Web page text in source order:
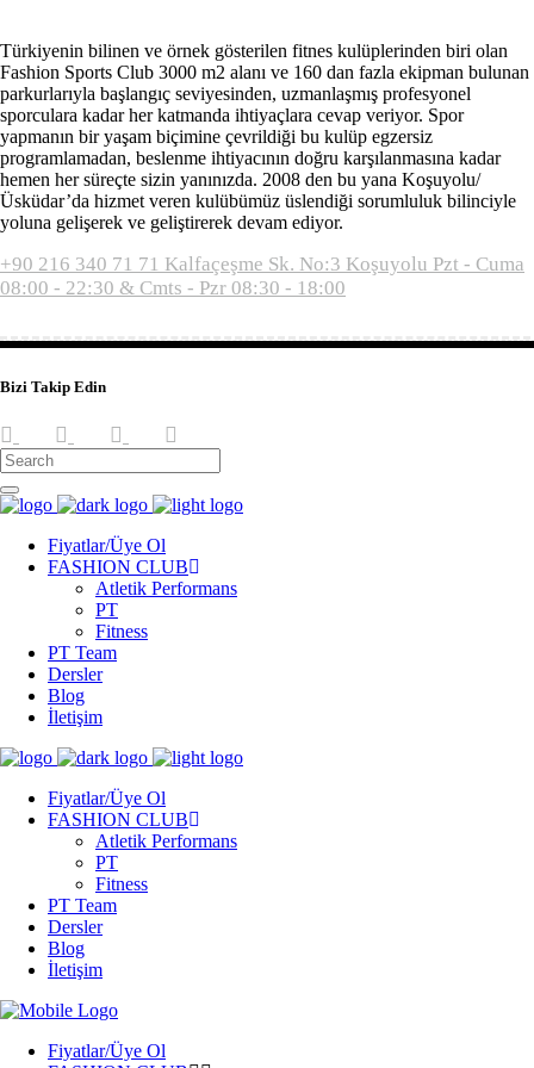
Türkiyenin bilinen ve örnek gösterilen fitnes kulüplerinden biri olan
Fashion Sports Club 3000 m2 alanı ve 160 dan fazla ekipman bulunan
parkurlarıyla başlangıç seviyesinden, uzmanlaşmış profesyonel
sporculara kadar her katmanda ihtiyaçlara cevap veriyor. Spor
yapmanın bir yaşam biçimine çevrildiği bu kulüp egzersiz
programlamadan, beslenme ihtiyacının doğru karşılanmasına kadar
hemen her süreçte sizin yanınızda. 2008 den bu yana Koşuyolu/
Üsküdar’da hizmet veren kulübümüz üslendiği sorumluluk bilinciyle
yoluna gelişerek ve geliştirerek devam ediyor.
+90 216 340 71 71 Kalfaçeşme Sk. No:3 Koşuyolu Pzt - Cuma
08:00 - 22:30 & Cmts - Pzr 08:30 - 18:00
Bizi Takip Edin
Fiyatlar/Üye Ol
FASHION CLUB
Atletik Performans
PT
Fitness
PT Team
Dersler
Blog
İletişim
Fiyatlar/Üye Ol
FASHION CLUB
Atletik Performans
PT
Fitness
PT Team
Dersler
Blog
İletişim
Fiyatlar/Üye Ol